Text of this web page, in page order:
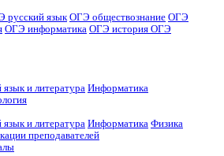
русский язык ОГЭ обществознание ОГЭ
ОГЭ информатика ОГЭ история ОГЭ
язык и литература Информатика
язык и литература Информатика Физика
преподавателей